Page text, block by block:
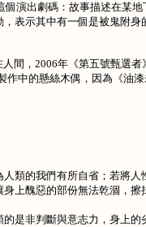
個演出劇碼：故事描述在某地
表示其中有一個是被鬼附身
間，2006年《第五號甄選者》
作中的懸絲木偶，因為《油
類的我們有所自省；若將人
上醜惡的部份無法乾涸，擦
是非判斷與意志力，身上的